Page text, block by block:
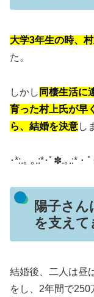
大学3年生の時、
た。
しかし 同棲生活に
育った村上氏が早
ら、結婚を決意し
･*:.｡ ｡.:*･ﾟ✽.｡.:*・
陽子さ
を支えて
結婚後、二人は昼
をし、2年間で250